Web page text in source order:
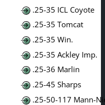
.25-35 ICL Coyote
.25-35 Tomcat
.25-35 Win.
.25-35 Ackley Imp.
.25-36 Marlin
.25-45 Sharps
.25-50-117 Mann-